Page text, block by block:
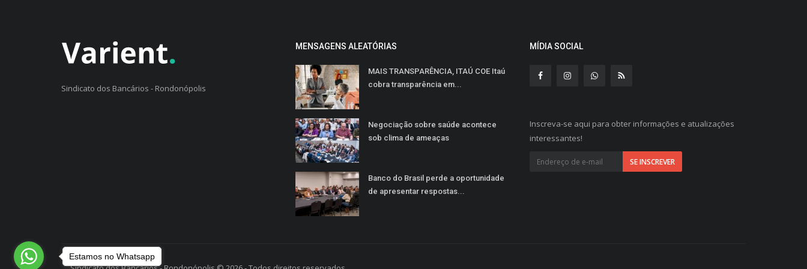
Sindicato dos Bancários - Rondonópolis
MENSAGENS ALEATÓRIAS
MAIS TRANSPARÊNCIA, ITAÚ COE Itaú
cobra transparência em...
Negociação sobre saúde acontece
sob clima de ameaças
Banco do Brasil perde a oportunidade
de apresentar respostas...
MÍDIA SOCIAL
Inscreva-se aqui para obter informações e atualizações
interessantes!
Estamos no Whatsapp